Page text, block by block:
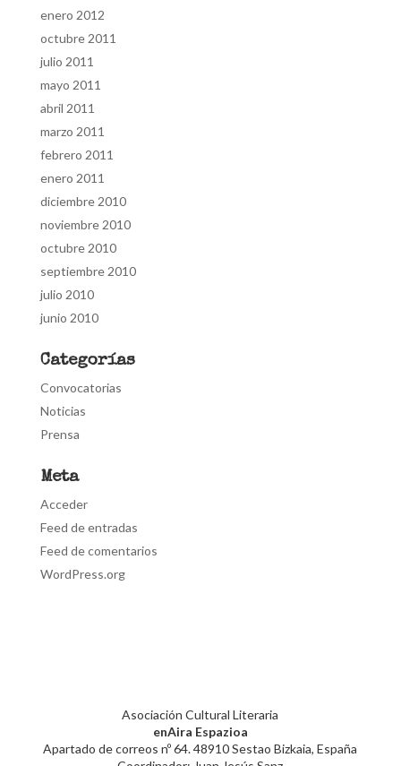
enero 2012
octubre 2011
julio 2011
mayo 2011
abril 2011
marzo 2011
febrero 2011
enero 2011
diciembre 2010
noviembre 2010
octubre 2010
septiembre 2010
julio 2010
junio 2010
Categorías
Convocatorias
Noticias
Prensa
Meta
Acceder
Feed de entradas
Feed de comentarios
WordPress.org
Asociación Cultural Literaria
enAira Espazioa
Apartado de correos nº 64. 48910 Sestao Bizkaia, España